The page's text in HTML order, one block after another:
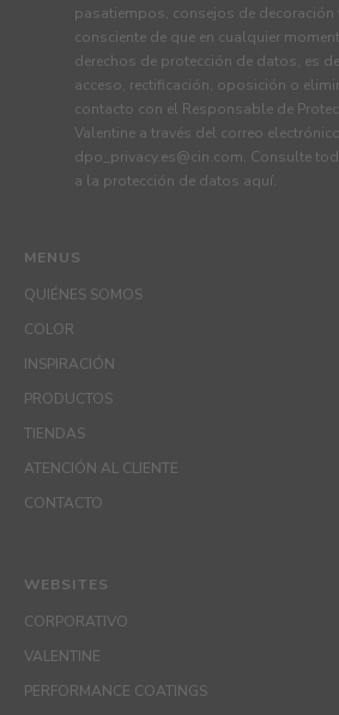
MENUS
QUIÉNES SOMOS
COLOR
INSPIRACIÓN
PRODUCTOS
TIENDAS
ATENCIÓN AL CLIENTE
CONTACTO
pasatiempos, consejos de
consciente de que en cualquier
derechos de protección de datos, es
acceso, rectificación, oposición o
contacto con el Responsable de
Valentine a través del correo electrónico
dpo_privacy.es@cin.com. Consulte
a la protección de datos aquí.
WEBSITES
CORPORATIVO
VALENTINE
PERFORMANCE COATINGS